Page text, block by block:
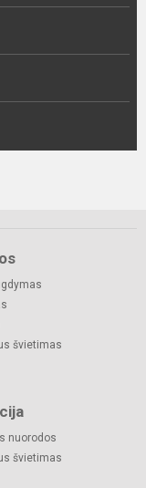
švietimas
nuorodos
švietimas